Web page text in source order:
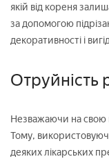
якій від кореня
за допомогою
декоративності і
Отруйність
Незважаючи на свою
Тому,
деяких лікарських